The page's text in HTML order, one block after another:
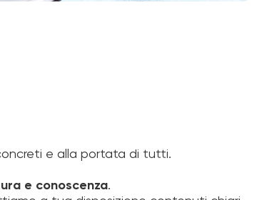
e alla portata di tutti.
e conoscenza.